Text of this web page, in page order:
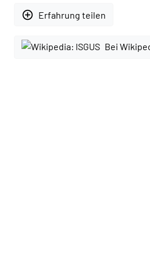
add_circle_outline Erfahrung teilen
Bei